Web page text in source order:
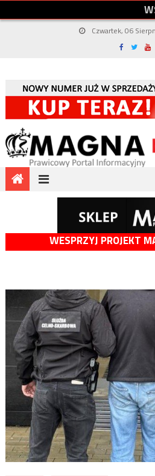
W
Czwartek, 06
WESPRZYJ PROJEKT